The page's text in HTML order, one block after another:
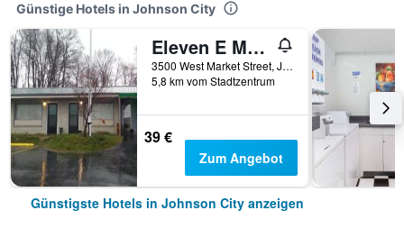
Günstige Hotels in Johnson City
Eleven E Motel
3500 West Market Street, Johnson City, TN, USA
5,8 km vom Stadtzentrum
39 €
Zum Angebot
Günstigste Hotels in Johnson City anzeigen